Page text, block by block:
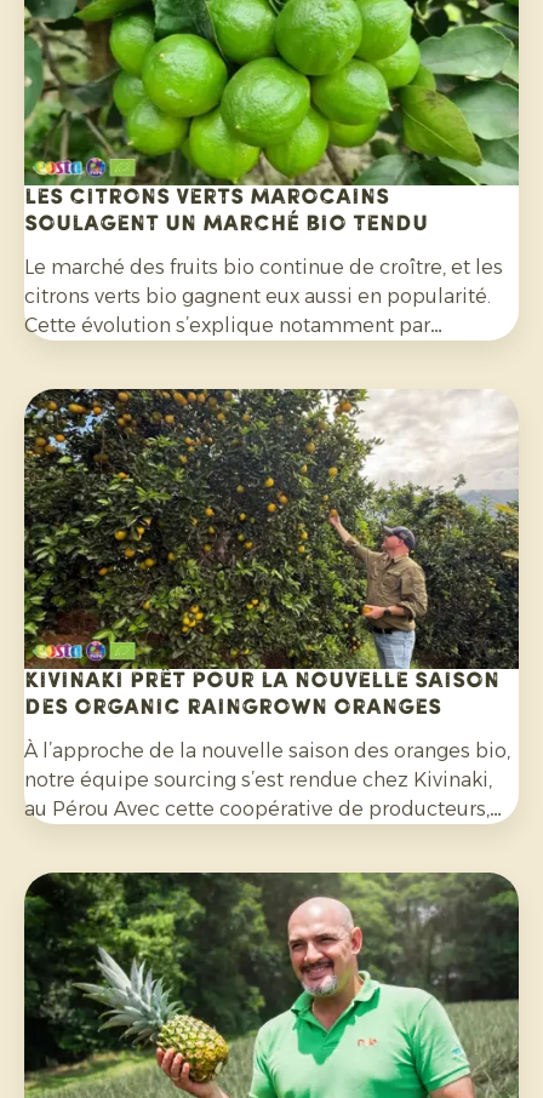
Les citrons verts marocains
soulagent un marché bio tendu
Le marché des fruits bio continue de croître, et les
citrons verts bio gagnent eux aussi en popularité.
Cette évolution s’explique notamment par
les limonades maison, mais aussi à leur utilisation
de plus en plus répandue dans les salades, les
currys et de nombreux autres plats. Par ailleurs, les
consommateurs sont de plus en plus attentifs aux
agrumes cultivés sans pesticides de synthèse et
non traités avec des fongicides après récolte.
Kivinaki prêt pour la nouvelle saison
des Organic Raingrown Oranges
À l’approche de la nouvelle saison des oranges bio,
notre équipe sourcing s’est rendue chez Kivinaki,
au Pérou Avec cette coopérative de producteurs,
dernières années. Lors de cette visite, nous avons
préparé ensemble les mois à venir.